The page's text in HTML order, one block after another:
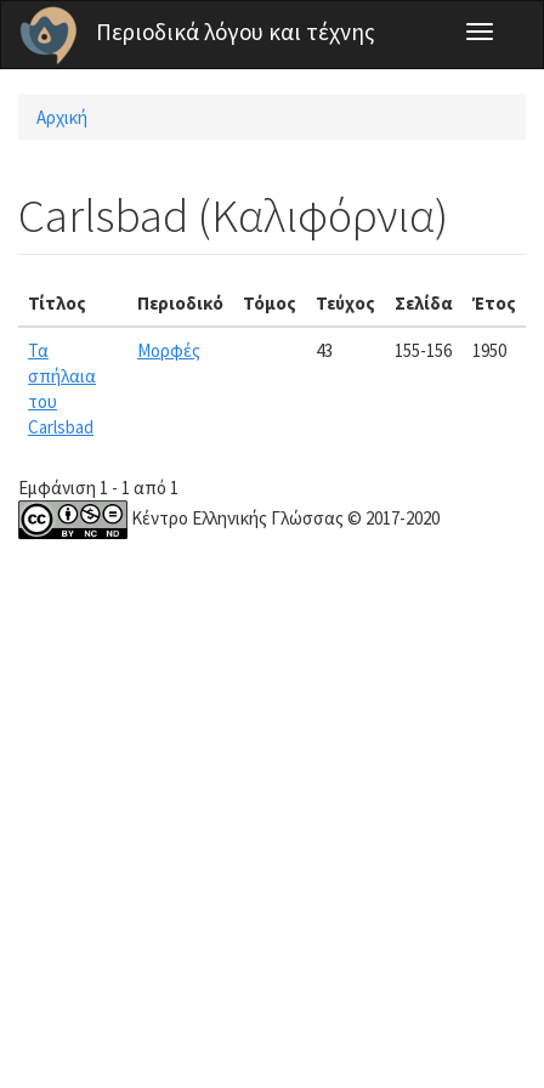
Παράκαμψη προς το κυρίως περιεχόμενο
Περιοδικά λόγου και τέχνης
Toggle
Είστε εδώ
Αρχική
Carlsbad (Καλιφόρνια)
Τίτλος Περιοδικό Τόμος Τεύχος Σελίδα Έτος
Τα
σπήλαια
του
Carlsbad
Μορφές 43 155-156 1950
Εμφάνιση 1 - 1 από 1
Κέντρο Ελληνικής Γλώσσας © 2017-2020